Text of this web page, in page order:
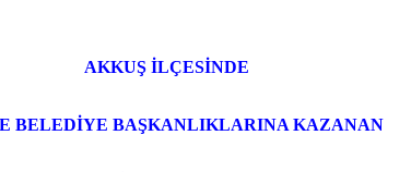
AKKUŞ İLÇESİNDE
BELEDİYE BAŞKANLIKLARINA KAZANAN